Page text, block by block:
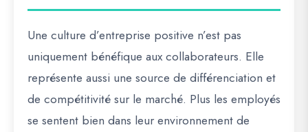
Une culture d’entreprise positive n’est pas
uniquement bénéfique aux collaborateurs. Elle
représente aussi une source de différenciation et
de compétitivité sur le marché. Plus les employés
se sentent bien dans leur environnement de